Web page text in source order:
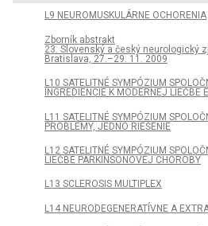
L9 NEUROMUSKULÁRNE OCHORENIA
Zborník abstrakt
23. Slovenský a český neurologický
Bratislava, 27.–29. 11. 2009
L10 SATELITNÉ SYMPÓZIUM
INGREDIENCIE K MODERNEJ LIEČBE
L11 SATELITNÉ SYMPÓZIUM
PROBLÉMY, JEDNO RIEŠENIE
L12 SATELITNÉ SYMPÓZIUM
LIEČBE PARKINSONOVEJ CHOROBY
L13 SCLEROSIS MULTIPLEX
L14 NEURODEGENERATÍVNE A